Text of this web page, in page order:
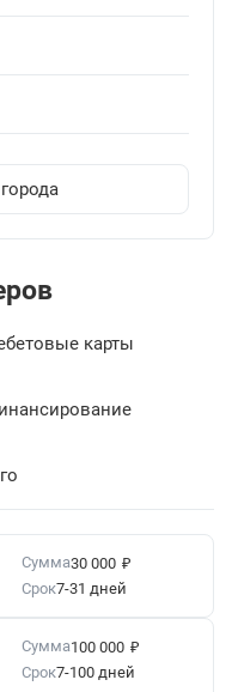
карты
Сумма30 000 ₽
Срок7-31 дней
Сумма100 000 ₽
Срок7-100 дней